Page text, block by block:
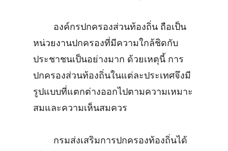
องค์กรปกครองส่วนท้องถิ่น ถือเป็น
หน่วยงานปกครองที่มีความใกล้ชิดกับ
ประชาชนเป็นอย่างมาก ด้วยเหตุนี้ การ
ปกครองส่วนท้องถิ่นในแต่ละประเทศจึงมี
รูปแบบที่แตกต่างออกไปตามความเหมาะ
สมและความเห็นสมควร
กรมส่งเสริมการปกครองท้องถิ่นได้